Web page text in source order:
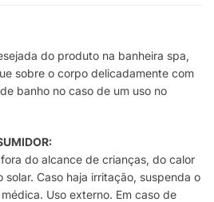
do produto na banheira spa,
sobre o corpo delicadamente com
banho no caso de um uso no
do alcance de crianças, do calor
Caso haja irritação, suspenda o
Uso externo. Em caso de